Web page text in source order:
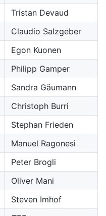
Tristan Devaud
Claudio Salzgeber
Egon Kuonen
Philipp Gamper
Sandra Gäumann
Christoph Burri
Stephan Frieden
Manuel Ragonesi
Peter Brogli
Oliver Mani
Steven Imhof